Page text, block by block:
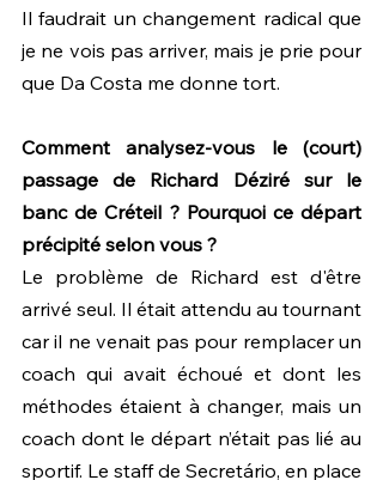
Il faudrait un changement radical que
je ne vois pas arriver, mais je prie pour
que Da Costa me donne tort.
Comment analysez-vous le (court)
passage de Richard Déziré sur le
banc de Créteil ? Pourquoi ce départ
précipité selon vous ?
Le problème de Richard est d'être
arrivé seul. Il était attendu au tournant
car il ne venait pas pour remplacer un
coach qui avait échoué et dont les
méthodes étaient à changer, mais un
coach dont le départ n’était pas lié au
sportif. Le staff de Secretário, en place